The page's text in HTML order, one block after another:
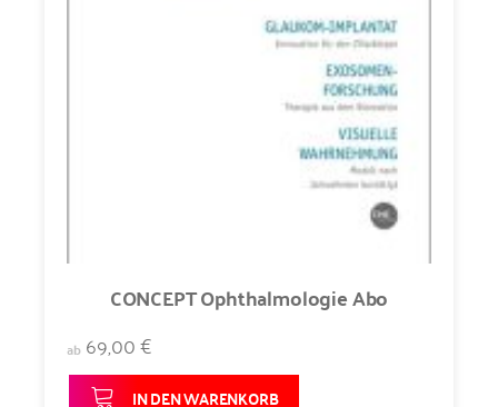
CONCEPT Ophthalmologie Abo
ab 69,00 €
IN DEN WARENKORB